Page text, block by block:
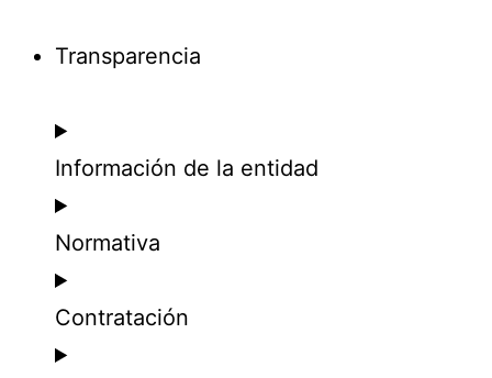
Transparencia
Información de la entidad
Normativa
Contratación